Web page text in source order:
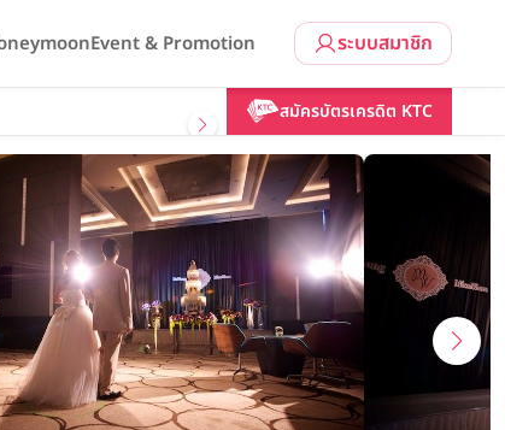
ระบบสมาชิก
Event & Promotion
สมัครบัตรเครดิต KTC
คลิกขอแพ็กเกจ